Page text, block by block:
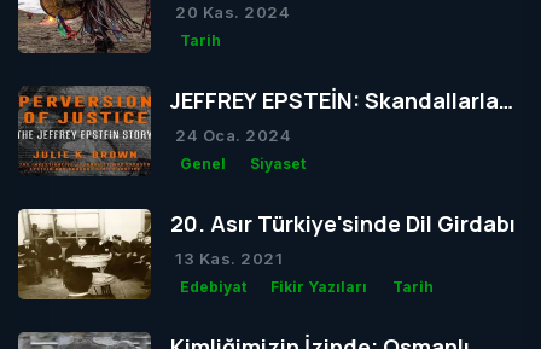
20 Kas. 2024
Tarih
JEFFREY EPSTEİN: Skandallarla
Dolu Bir Hayatın Ardındaki Gizem
24 Oca. 2024
Genel Siyaset
20. Asır Türkiye'sinde Dil Girdabı
13 Kas. 2021
Edebiyat Fikir Yazıları Tarih